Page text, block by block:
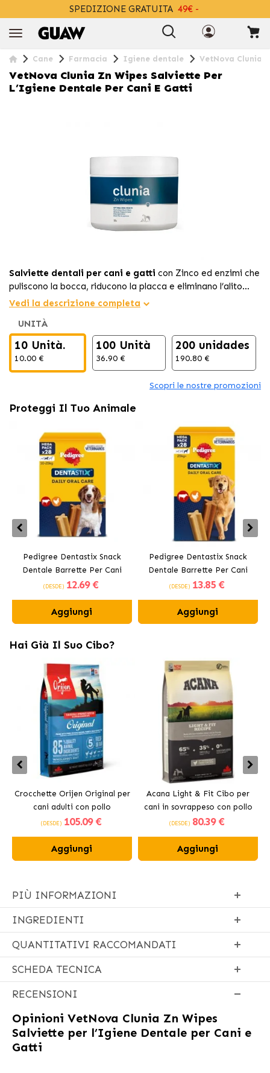
SPEDIZIONE GRATUITA 49€ -
Cane Farmacia Igiene dentale VetNova Clunia
VetNova Clunia Zn Wipes Salviette Per
L’Igiene Dentale Per Cani E Gatti
Salviette dentali per cani e gatti con Zinco ed enzimi che
puliscono la bocca, riducono la placca e eliminano l’alito
cattivo senza necessità di spazzolatura.
Vedi la descrizione completa
UNITÀ
10 Unità.
10.00 €
100 Unità
36.90 €
200 unidades
190.80 €
Scopri le nostre promozioni
Proteggi Il Tuo Animale
Pedigree Dentastix Snack
Dentale Barrette Per Cani
Medi 10-25 kg
(DESDE) 12.69 €
Aggiungi
Pedigree Dentastix Snack
Dentale Barrette Per Cani
Grandi +25 kg
(DESDE) 13.85 €
Aggiungi
Hai Già Il Suo Cibo?
Crocchette Orijen Original per
cani adulti con pollo
(DESDE) 105.09 €
Aggiungi
Acana Light & Fit Cibo per
cani in sovrappeso con pollo
fresco
(DESDE) 80.39 €
Aggiungi
PIÙ INFORMAZIONI
INGREDIENTI
QUANTITATIVI RACCOMANDATI
SCHEDA TECNICA
RECENSIONI
Opinioni VetNova Clunia Zn Wipes
Salviette per l’Igiene Dentale per Cani e
Gatti